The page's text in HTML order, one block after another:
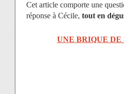
Cet article comporte une
réponse à Cécile, tout en
UNE BRIQUE DE